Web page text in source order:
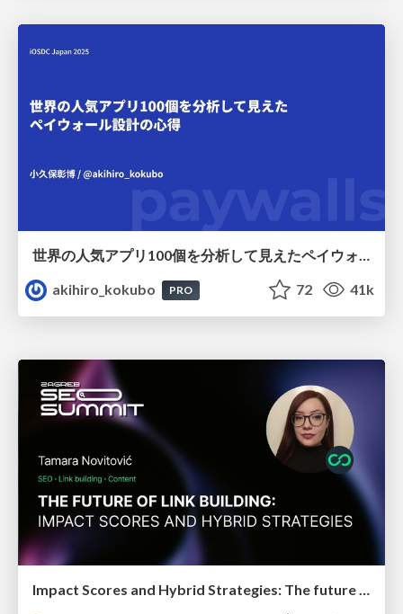
世界の人気アプリ100個を分析して見えたペイウォール設計の心得
akihiro_kokubo
PRO 72 41k
Impact Scores and Hybrid Strategies: The future of link building